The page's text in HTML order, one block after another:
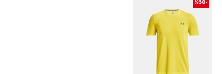
-%68